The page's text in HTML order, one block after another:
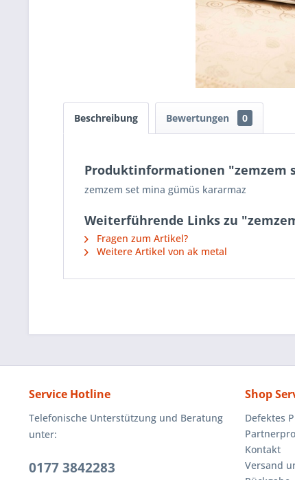
Beschreibung Bewertungen 0
Produktinformationen "zemzem
zemzem set mina gümüs kararmaz
Weiterführende Links zu
Fragen zum Artikel?
Weitere Artikel von ak metal
Service Hotline
Telefonische Unterstützung und Beratung
unter:
0177 3842283
Shop
Defektes
Kontakt
Versand